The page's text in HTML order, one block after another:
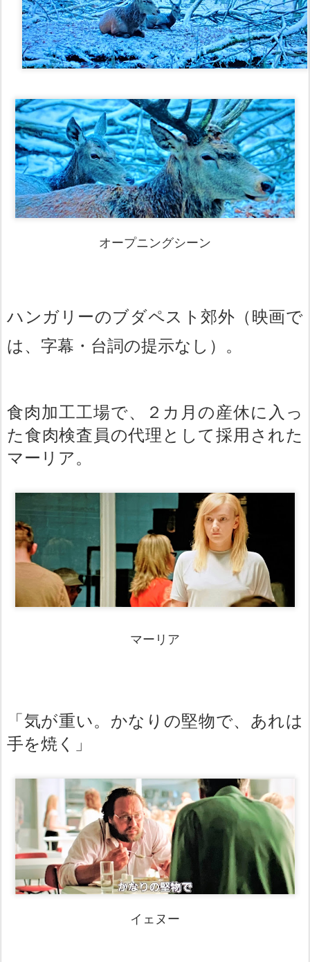
オープニングシーン
ハンガリーのブダペスト郊外（映画で
は、字幕・台詞の提示なし）。
食肉加工工場で、２カ月の産休に入っ
た食肉検査員の代理として採用された
マーリア。
マーリア
「気が重い。かなりの堅物で、あれは
手を焼く」
イェヌー